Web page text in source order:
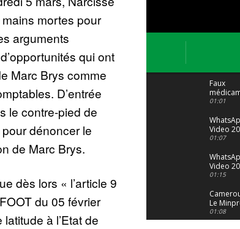
mortes pour
arguments
qui ont
Marc Brys comme
D’entrée
le contre-pied de
pour dénoncer le
de Marc Brys.
dès lors « l’article 9
du 05 février
à l’Etat de
Faux
: Le trafic
malgré
01:01
Video
04 at 15
01:07
Video
29 at 12
01:15
Le
alerte
dérives
01:08